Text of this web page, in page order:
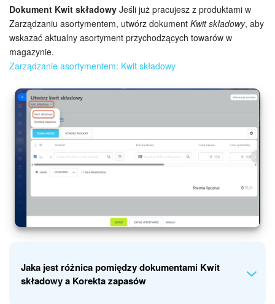
Dokument Kwit składowy Jeśli już pracujesz z produktami w
Zarządzaniu asortymentem, utwórz dokument Kwit składowy, aby
wskazać aktualny asortyment przychodzących towarów w
magazynie.
Zarządzanie asortymentem: Kwit składowy
Jaka jest różnica pomiędzy dokumentami Kwit
składowy a Korekta zapasów